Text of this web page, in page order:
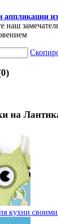
аппликации
наш
на
кухни